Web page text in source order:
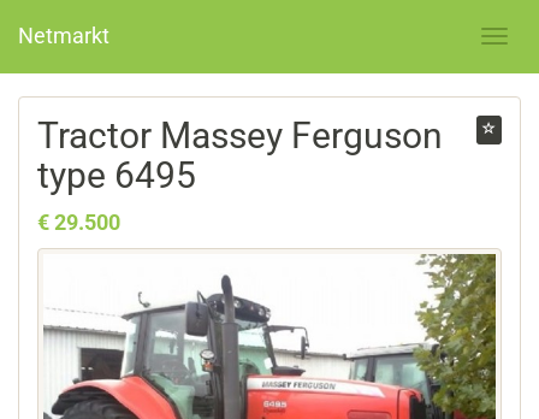
Netmarkt
Tractor Massey Ferguson
type 6495
€ 29.500